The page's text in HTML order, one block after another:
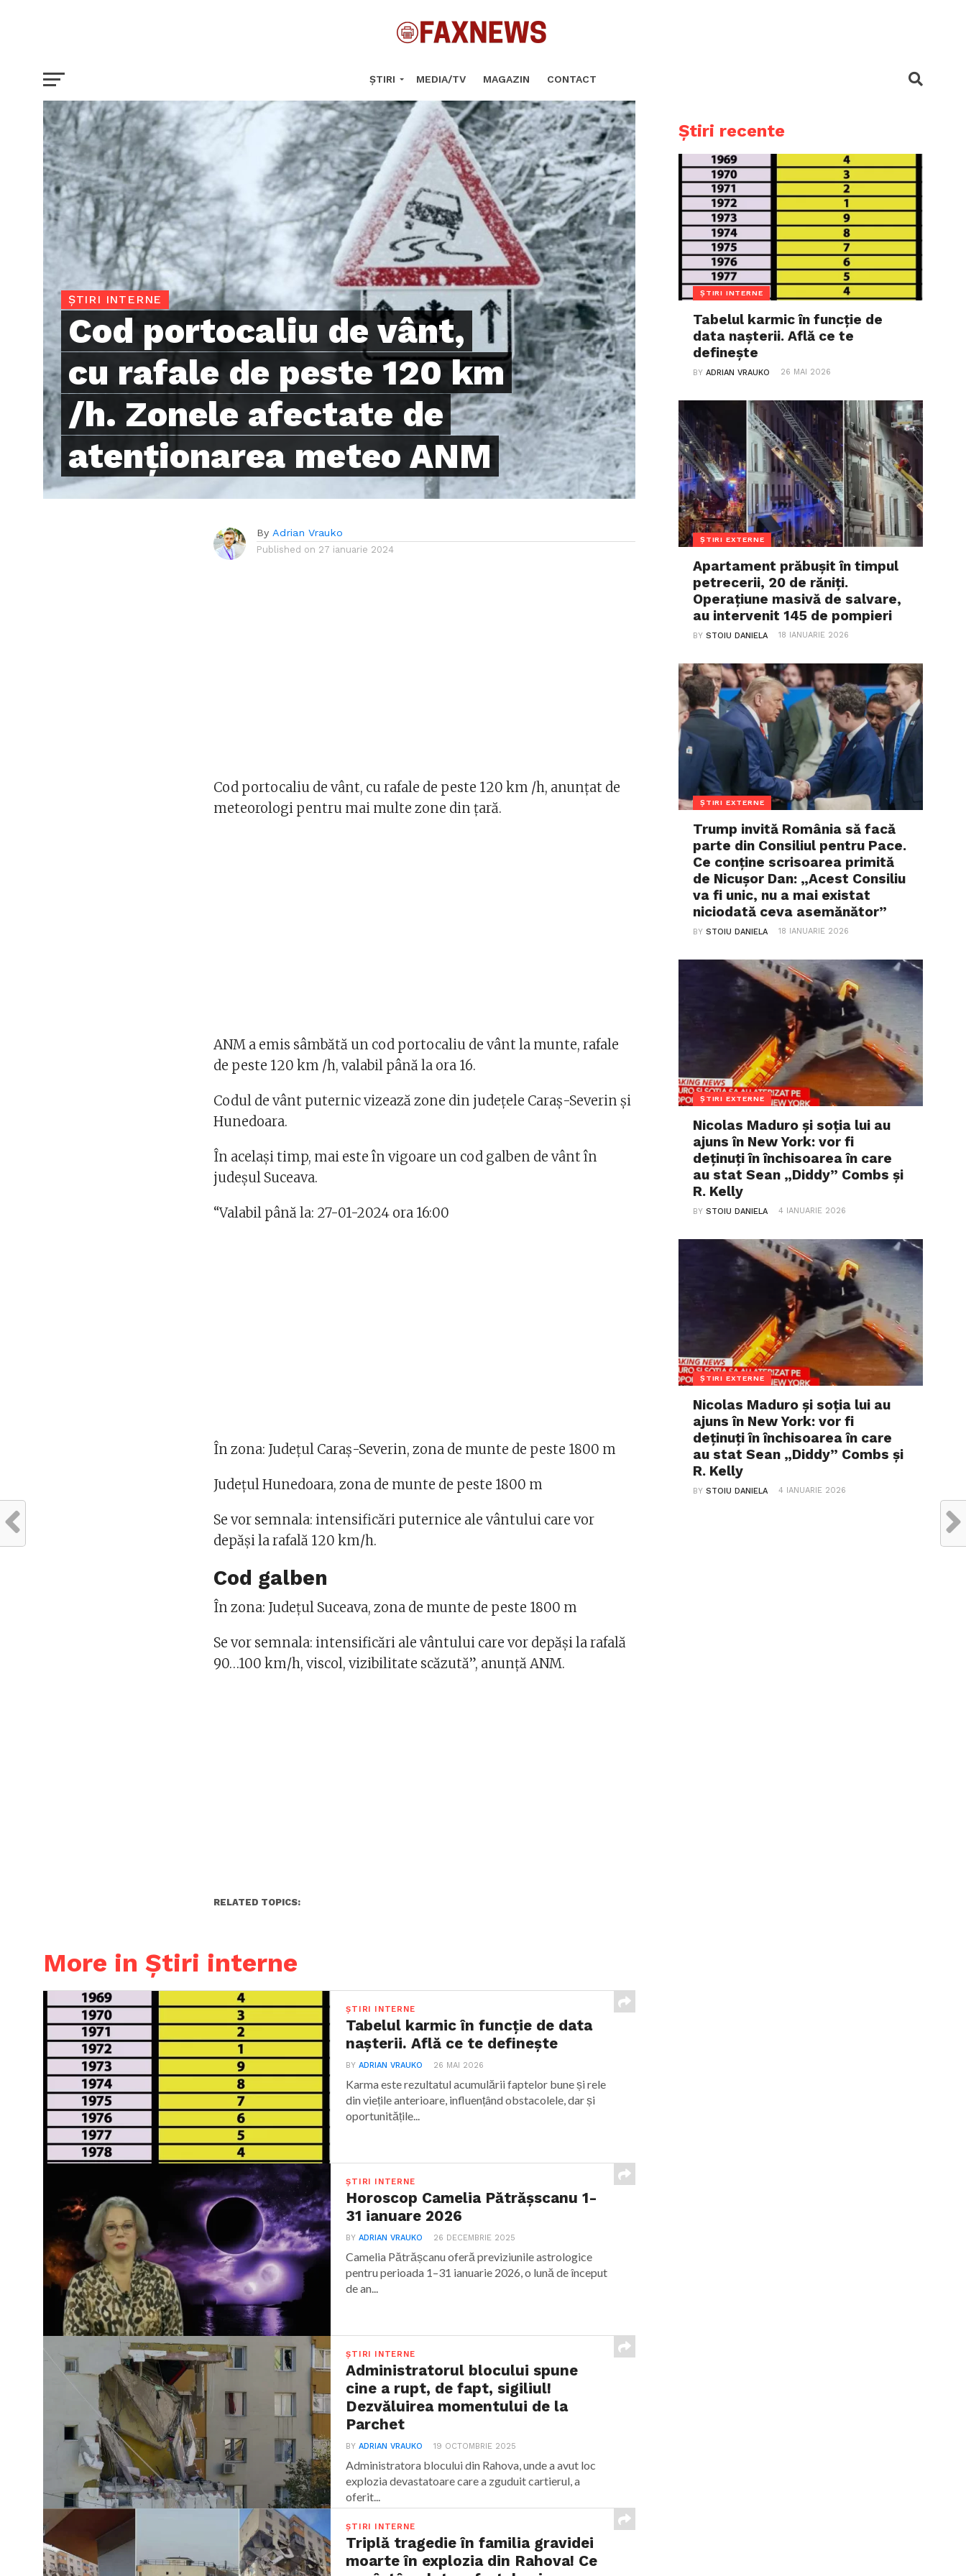
ȘTIRI MEDIA/TV MAGAZIN CONTACT
ȘTIRI INTERNE
Cod portocaliu de vânt,
cu rafale de peste 120 km
/h. Zonele afectate de
atenţionarea meteo ANM
By Adrian Vrauko
Published on 27 ianuarie 2024
Cod portocaliu de vânt, cu rafale de peste 120 km /h, anunţat de
meteorologi pentru mai multe zone din ţară.
ANM a emis sâmbătă un cod portocaliu de vânt la munte, rafale
de peste 120 km /h, valabil până la ora 16.
Codul de vânt puternic vizează zone din judeţele Caraş-Severin şi
Hunedoara.
În acelaşi timp, mai este în vigoare un cod galben de vânt în
judeşul Suceava.
“Valabil până la: 27-01-2024 ora 16:00
În zona: Județul Caraş-Severin, zona de munte de peste 1800 m
Județul Hunedoara, zona de munte de peste 1800 m
Se vor semnala: intensificări puternice ale vântului care vor
depăși la rafală 120 km/h.
Cod galben
În zona: Județul Suceava, zona de munte de peste 1800 m
Se vor semnala: intensificări ale vântului care vor depăși la rafală
90…100 km/h, viscol, vizibilitate scăzută”, anunţă ANM.
RELATED TOPICS:
More in Știri interne
ȘTIRI INTERNE
Tabelul karmic în funcție de data
nașterii. Află ce te definește
BYADRIAN VRAUKO 26 MAI 2026
Karma este rezultatul acumulării faptelor bune și rele
din viețile anterioare, influențând obstacolele, dar și
oportunitățile...
ȘTIRI INTERNE
Horoscop Camelia Pătrășscanu 1-
31 ianuare 2026
BYADRIAN VRAUKO 26 DECEMBRIE 2025
Camelia Pătrășcanu oferă previziunile astrologice
pentru perioada 1–31 ianuarie 2026, o lună de început
de an...
ȘTIRI INTERNE
Administratorul blocului spune
cine a rupt, de fapt, sigiliul!
Dezvăluirea momentului de la
Parchet
BYADRIAN VRAUKO 19 OCTOMBRIE 2025
Administratora blocului din Rahova, unde a avut loc
explozia devastatoare care a zguduit cartierul, a
oferit...
ȘTIRI INTERNE
Triplă tragedie în familia gravidei
moarte în explozia din Rahova! Ce
Știri recente
ȘTIRI INTERNE
Tabelul karmic în funcție de
data nașterii. Află ce te
definește
BYADRIAN VRAUKO 26 MAI 2026
ȘTIRI EXTERNE
Apartament prăbușit în timpul
petrecerii, 20 de răniți.
Operațiune masivă de salvare,
au intervenit 145 de pompieri
BYSTOIU DANIELA 18 IANUARIE 2026
ȘTIRI EXTERNE
Trump invită România să facă
parte din Consiliul pentru Pace.
Ce conține scrisoarea primită
de Nicușor Dan: „Acest Consiliu
va fi unic, nu a mai existat
niciodată ceva asemănător”
BYSTOIU DANIELA 18 IANUARIE 2026
ȘTIRI EXTERNE
Nicolas Maduro și soția lui au
ajuns în New York: vor fi
deținuți în închisoarea în care
au stat Sean „Diddy” Combs și
R. Kelly
BYSTOIU DANIELA 4 IANUARIE 2026
ȘTIRI EXTERNE
Nicolas Maduro și soția lui au
ajuns în New York: vor fi
deținuți în închisoarea în care
au stat Sean „Diddy” Combs și
R. Kelly
BYSTOIU DANIELA 4 IANUARIE 2026